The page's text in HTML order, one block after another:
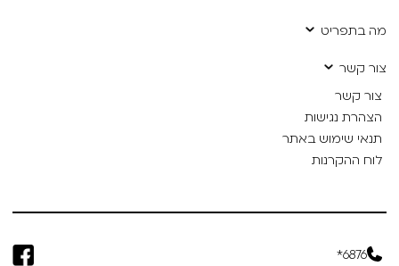
מה בתפריט
צור קשר
צור קשר
הצהרת נגישות
תנאי שימוש באתר
לוח ההקרנות
6876*